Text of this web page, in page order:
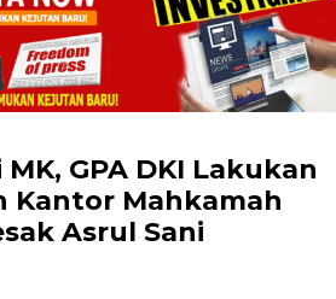
GPA DKI Lakukan
Kantor Mahkamah
Asrul Sani